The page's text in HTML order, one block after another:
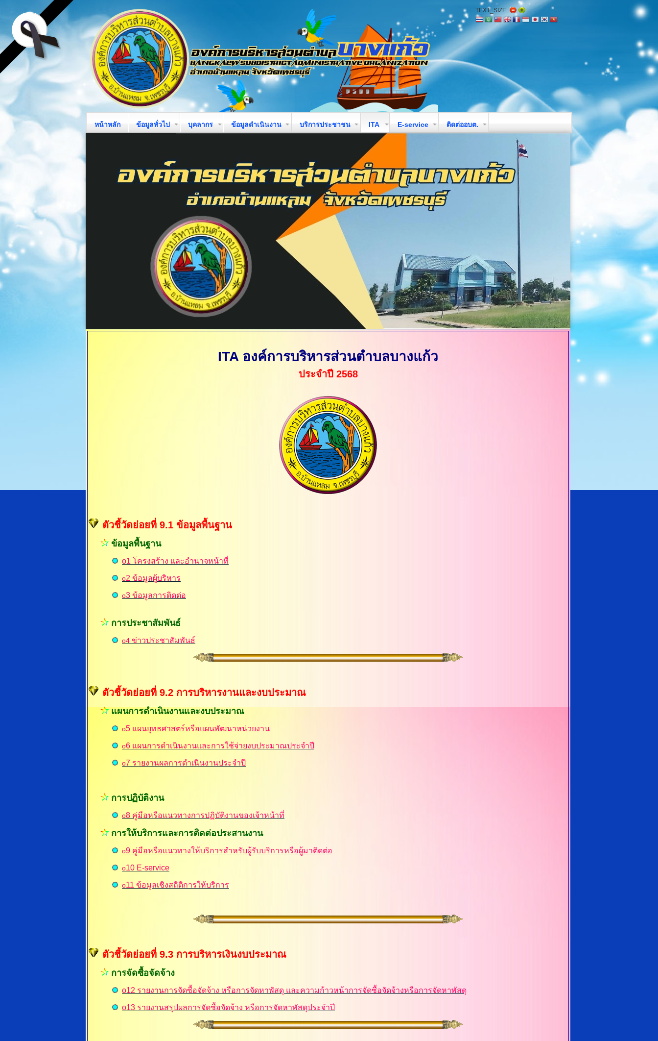
TEXT_SIZE
หน้าหลัก ข้อมูลทั่วไป บุคลากร ข้อมูลดำเนินงาน บริการประชาชน ITA E-service ติดต่ออบต.
ITA องค์การบริหารส่วนตำบลบางแก้ว
ประจำปี 2568
ตัวชี้วัดย่อยที่ 9.1 ข้อมูลพื้นฐาน
ข้อมูลพื้นฐาน
o1 โครงสร้าง และอำนาจหน้าที่
o2 ข้อมูลผู้บริหาร
o3 ข้อมูลการติดต่อ
การประชาสัมพันธ์
o4 ข่าวประชาสัมพันธ์
ตัวชี้วัดย่อยที่ 9.2 การบริหารงานและงบประมาณ
แผนการดำเนินงานและงบประมาณ
o5 แผนยุทธศาสตร์หรือแผนพัฒนาหน่วยงาน
o6 แผนการดำเนินงานและการใช้จ่ายงบประมาณประจำปี
o7 รายงานผลการดำเนินงานประจำปี
การปฏิบัติงาน
o8 คู่มือหรือแนวทางการปฏิบัติงานของเจ้าหน้าที่
การให้บริการและการติดต่อประสานงาน
o9 คู่มือหรือแนวทางให้บริการสำหรับผู้รับบริการหรือผู้มาติดต่อ
o10 E-service
o11 ข้อมูลเชิงสถิติการให้บริการ
ตัวชี้วัดย่อยที่ 9.3 การบริหารเงินงบประมาณ
การจัดซื้อจัดจ้าง
o12 รายงานการจัดซื้อจัดจ้าง หรือการจัดหาพัสดุ และความก้าวหน้าการจัดซื้อจัดจ้างหรือการจัดหาพัสดุ
o13 รายงานสรุปผลการจัดซื้อจัดจ้าง หรือการจัดหาพัสดุประจำปี